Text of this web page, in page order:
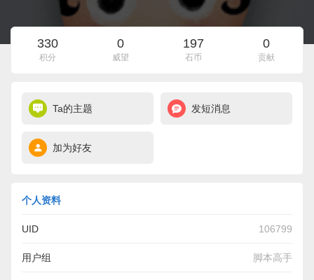
330
积分
0
威望
197
石币
0
贡献
Ta的主题 发短消息
加为好友
个人资料
UID 106799
用户组 脚本高手